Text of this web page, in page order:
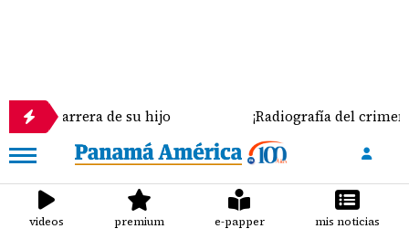
de su hijo ¡Radiografía del crimen en
videos premium e-papper mis noticias